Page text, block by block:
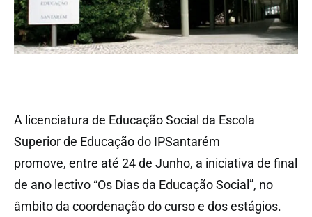
A licenciatura de Educação Social da Escola
Superior de Educação do IPSantarém
promove, entre até 24 de Junho, a iniciativa de final
de ano lectivo “Os Dias da Educação Social”, no
âmbito da coordenação do curso e dos estágios.